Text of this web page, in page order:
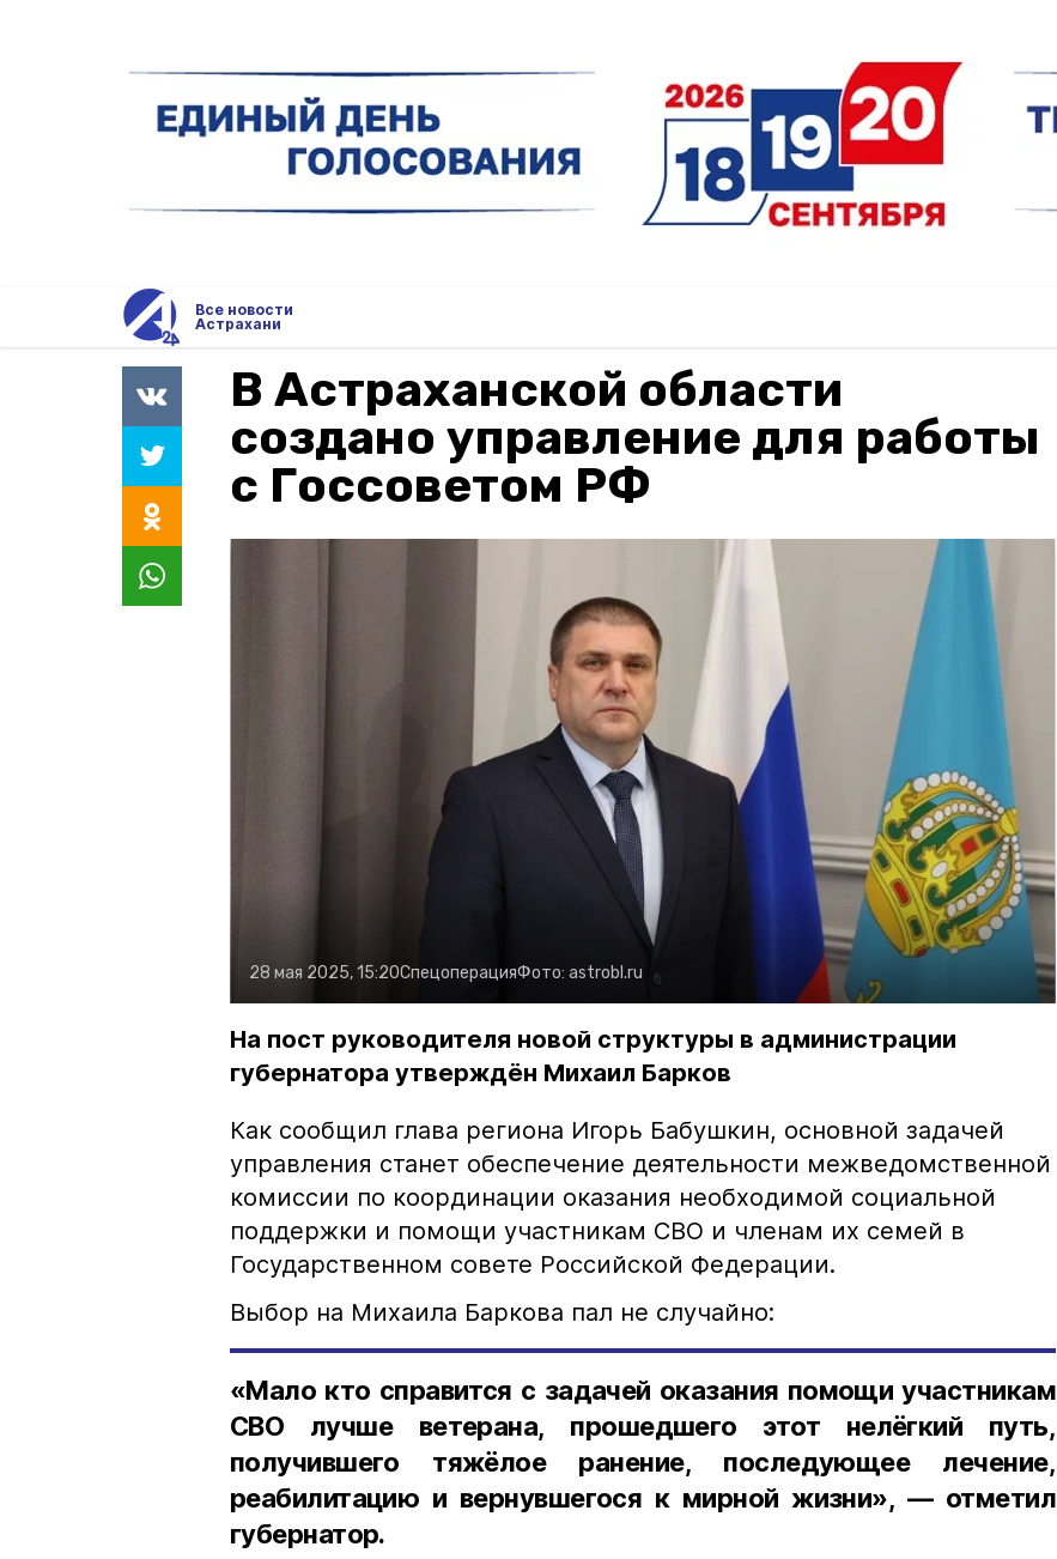
Все новости
Астрахани
В Астраханской области
создано управление для работы
с Госсоветом РФ
28 мая 2025, 15:20СпецоперацияФото: astrobl.ru
На пост руководителя новой структуры в администрации
губернатора утверждён Михаил Барков
Как сообщил глава региона Игорь Бабушкин, основной задачей
управления станет обеспечение деятельности межведомственной
комиссии по координации оказания необходимой социальной
поддержки и помощи участникам СВО и членам их семей в
Государственном совете Российской Федерации.
Выбор на Михаила Баркова пал не случайно:
«Мало кто справится с задачей оказания помощи участникам
СВО лучше ветерана, прошедшего этот нелёгкий путь,
получившего тяжёлое ранение, последующее лечение,
реабилитацию и вернувшегося к мирной жизни», — отметил
губернатор.